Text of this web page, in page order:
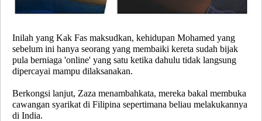
Inilah yang Kak Fas maksudkan, kehidupan Mohamed yang
sebelum ini hanya seorang yang membaiki kereta sudah bijak
pula berniaga 'online' yang satu ketika dahulu tidak langsung
dipercayai mampu dilaksanakan.
Berkongsi lanjut, Zaza menambahkata, mereka bakal membuka
cawangan syarikat di Filipina sepertimana beliau melakukannya
di India.